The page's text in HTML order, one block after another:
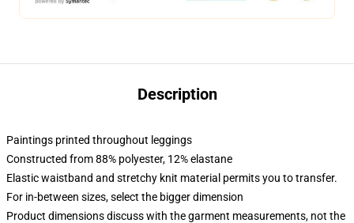
Description
Paintings printed throughout leggings
Constructed from 88% polyester, 12% elastane
Elastic waistband and stretchy knit material permits you to transfer.
For in-between sizes, select the bigger dimension
Product dimensions discuss with the garment measurements, not the